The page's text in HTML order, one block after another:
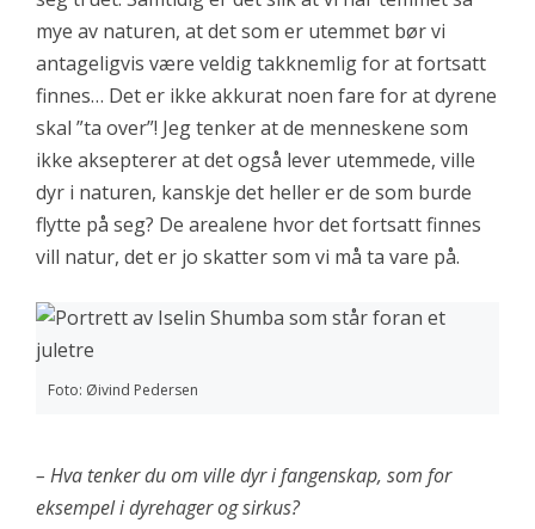
mye av naturen, at det som er utemmet bør vi
antageligvis være veldig takknemlig for at fortsatt
finnes… Det er ikke akkurat noen fare for at dyrene
skal ”ta over”! Jeg tenker at de menneskene som
ikke aksepterer at det også lever utemmede, ville
dyr i naturen, kanskje det heller er de som burde
flytte på seg? De arealene hvor det fortsatt finnes
vill natur, det er jo skatter som vi må ta vare på.
Foto: Øivind Pedersen
– Hva tenker du om ville dyr i fangenskap, som for
eksempel i dyrehager og sirkus?